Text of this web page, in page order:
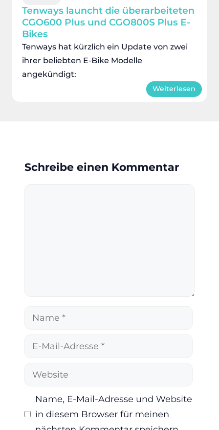
Tenways launcht die überarbeiteten
CGO600 Plus und CGO800S Plus E-
Bikes
Tenways hat kürzlich ein Update von zwei
ihrer beliebten E-Bike Modelle
angekündigt:
Weiterlesen
Schreibe einen Kommentar
Name
Adresse
Website
Name, E-Mail-Adresse und Website
in diesem Browser für meinen